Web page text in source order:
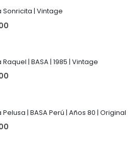
Sonricita | Vintage
| BASA | 1985 | Vintage
| BASA Perú | Años 80 | Original